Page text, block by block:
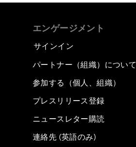
エンゲージメント
サインイン
パートナー（組織）について
参加する（個人、組織）
プレスリリース登録
ニュースレター購読
連絡先 (英語のみ)